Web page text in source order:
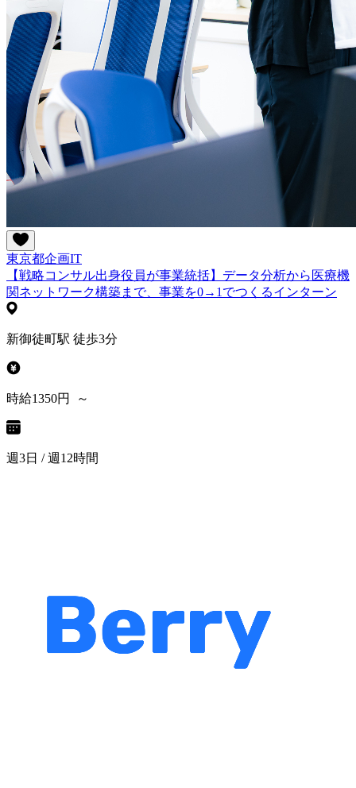
東京都企画IT
【戦略コンサル出身役員が事業統括】データ分析から医療機
関ネットワーク構築まで、事業を0→1でつくるインターン
新御徒町駅 徒歩3分
時給1350円 ～
週3日 / 週12時間